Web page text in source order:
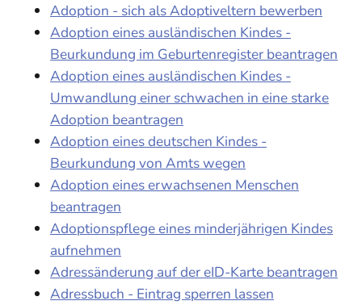
Adoption - sich als Adoptiveltern bewerben
Adoption eines ausländischen Kindes -
Beurkundung im Geburtenregister beantragen
Adoption eines ausländischen Kindes -
Umwandlung einer schwachen in eine starke
Adoption beantragen
Adoption eines deutschen Kindes -
Beurkundung von Amts wegen
Adoption eines erwachsenen Menschen
beantragen
Adoptionspflege eines minderjährigen Kindes
aufnehmen
Adressänderung auf der eID-Karte beantragen
Adressbuch - Eintrag sperren lassen